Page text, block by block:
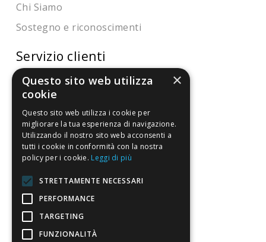
Chi Siamo
Sostegno e riconoscimenti
Servizio clienti
FAQ
Riferimenti da controllare
Condizioni di vendita
Termini di vendita
Spedizione
Pagamenti
Resi
×
Questo sito web utilizza
cookie
Questo sito web utilizza i cookie per
migliorare la tua esperienza di navigazione.
Utilizzando il nostro sito web acconsenti a
tutti i cookie in conformità con la nostra
policy per i cookie. Leggi di più
STRETTAMENTE NECESSARI
PERFORMANCE
TARGETING
FUNZIONALITÀ